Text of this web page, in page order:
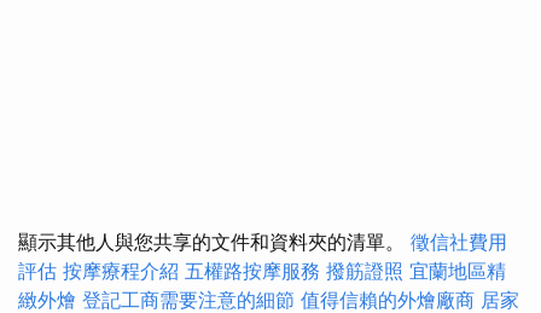
顯示其他人與您共享的文件和資料夾的清單。 徵信社費用
評估 按摩療程介紹 五權路按摩服務 撥筋證照 宜蘭地區精
緻外燴 登記工商需要注意的細節 值得信賴的外燴廠商 居家